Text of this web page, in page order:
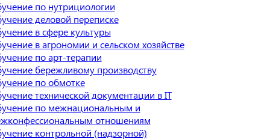
по нутрициологии
деловой переписке
в сфере культуры
в агрономии и сельском хозяйстве
по арт-терапии
бережливому производству
по обмотке
технической документации в IT
по межнациональным и
отношениям
контрольной (надзорной)